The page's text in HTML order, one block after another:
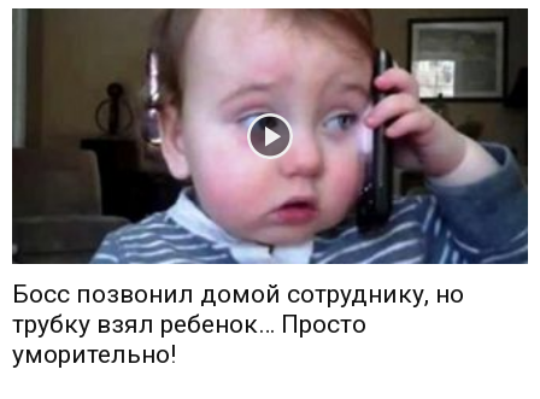
Босс позвонил домой сотруднику, но
трубку взял ребенок… Просто
уморительно!